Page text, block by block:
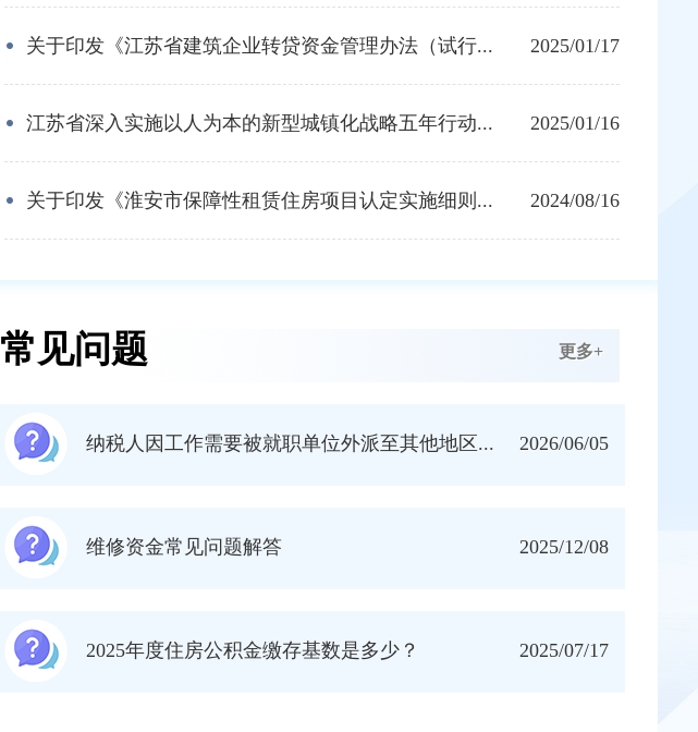
2025/01/17
关于印发《江苏省建筑企业转贷资金管理办法（试行...
2025/01/16
江苏省深入实施以人为本的新型城镇化战略五年行动...
2024/08/16
关于印发《淮安市保障性租赁住房项目认定实施细则...
常见问题 更多+
2026/06/05
纳税人因工作需要被就职单位外派至其他地区...
2025/12/08
维修资金常见问题解答
2025/07/17
2025年度住房公积金缴存基数是多少？